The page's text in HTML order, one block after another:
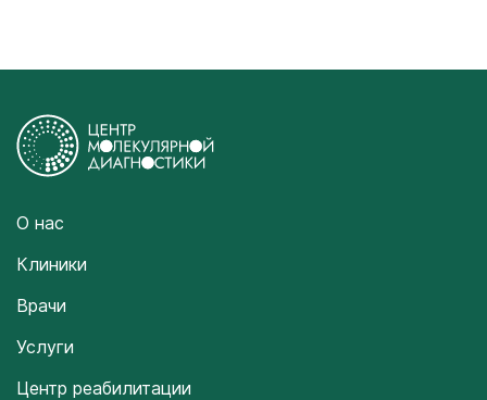
О нас
Клиники
Врачи
Услуги
Центр реабилитации